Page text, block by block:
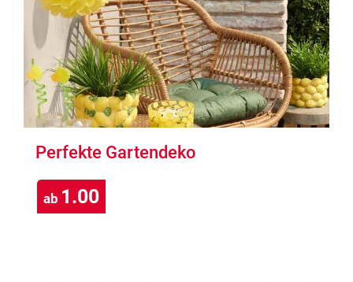
Perfekte Gartendeko
ab 1.00